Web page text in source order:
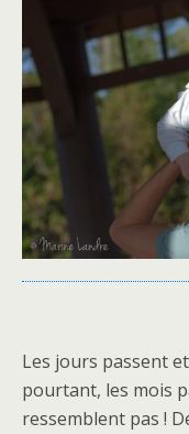
Les jours passent
pourtant, les mois
ressemblent pas !